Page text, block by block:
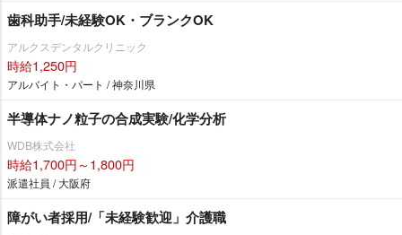
歯科助手/未経験OK・ブランクOK
アルクスデンタルクリニック
時給1,250円
アルバイト・パート / 神奈川県
半導体ナノ粒子の合成実験/化学分析
WDB株式会社
時給1,700円～1,800円
派遣社員 / 大阪府
障がい者採用/「未経験歓迎」介護職